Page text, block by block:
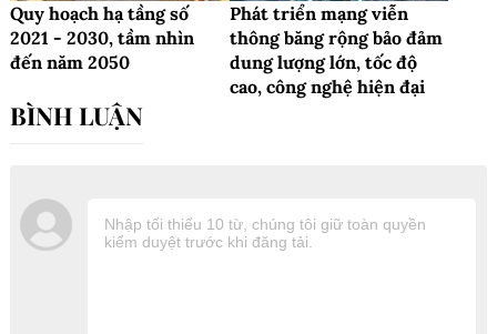
Quy hoạch hạ tầng số
2021 - 2030, tầm nhìn
đến năm 2050
Phát triển mạng viễn
thông băng rộng bảo đảm
dung lượng lớn, tốc độ
cao, công nghệ hiện đại